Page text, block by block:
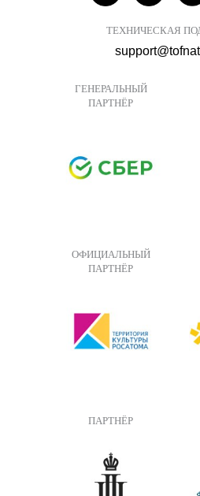
ТЕХНИЧЕСКАЯ
ГЕНЕРАЛЬНЫЙ
ПАРТНЁР
ОФИЦИАЛЬНЫЙ
ПАРТНЁР
ПАРТНЁР